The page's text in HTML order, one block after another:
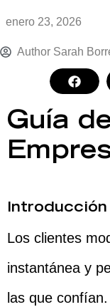
enero 23, 2026
Author Sarah
Guía
Introducción
Los clientes
instantánea y
las que confían.